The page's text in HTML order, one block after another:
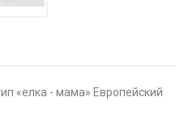
«елка - мама» Европейский